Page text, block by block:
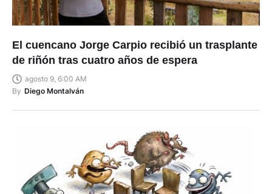
El cuencano Jorge Carpio recibió un trasplante
de riñón tras cuatro años de espera
agosto 9, 6:00 AM
By Diego Montalván